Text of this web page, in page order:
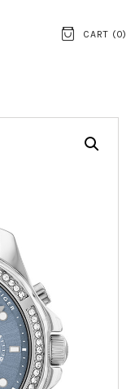
CART (0)